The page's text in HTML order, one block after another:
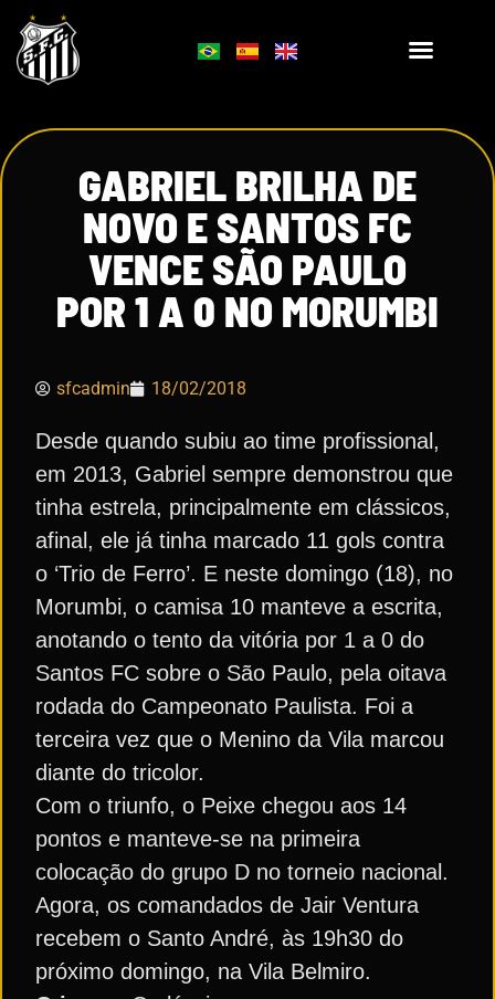
GABRIEL BRILHA DE
NOVO E SANTOS FC
VENCE SÃO PAULO
POR 1 A 0 NO MORUMBI
sfcadmin 18/02/2018
Desde quando subiu ao time profissional,
em 2013, Gabriel sempre demonstrou que
tinha estrela, principalmente em clássicos,
afinal, ele já tinha marcado 11 gols contra
o ‘Trio de Ferro’. E neste domingo (18), no
Morumbi, o camisa 10 manteve a escrita,
anotando o tento da vitória por 1 a 0 do
Santos FC sobre o São Paulo, pela oitava
rodada do Campeonato Paulista. Foi a
terceira vez que o Menino da Vila marcou
diante do tricolor.
Com o triunfo, o Peixe chegou aos 14
pontos e manteve-se na primeira
colocação do grupo D no torneio nacional.
Agora, os comandados de Jair Ventura
recebem o Santo André, às 19h30 do
próximo domingo, na Vila Belmiro.